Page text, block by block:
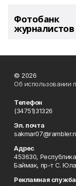
Фотобанк
© 2026
Об использовании
Телефон
(34751)31326
Эл. почта
Адрес
453630,
Баймак, пр-т С.
Рекламная служба